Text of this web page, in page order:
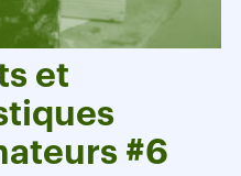
et
#6